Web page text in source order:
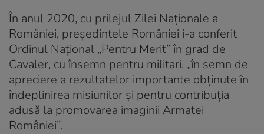
În anul 2020, cu prilejul Zilei Naționale a
României, președintele României i-a conferit
Ordinul Național „Pentru Merit” în grad de
Cavaler, cu însemn pentru militari, „în semn de
apreciere a rezultatelor importante obținute în
îndeplinirea misiunilor și pentru contribuția
adusă la promovarea imaginii Armatei
României”.